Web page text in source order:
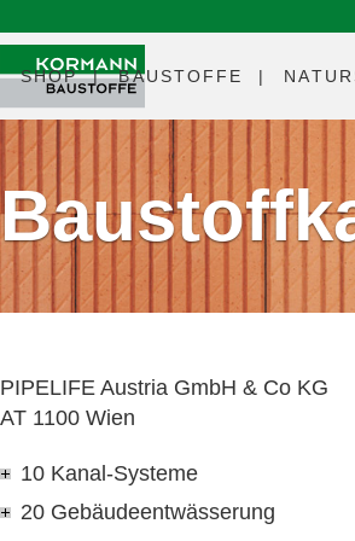
SHOP BAUSTOFFE
PIPELIFE Austria GmbH & Co KG
AT 1100 Wien
10 Kanal-Systeme
20 Gebäudeentwässerung